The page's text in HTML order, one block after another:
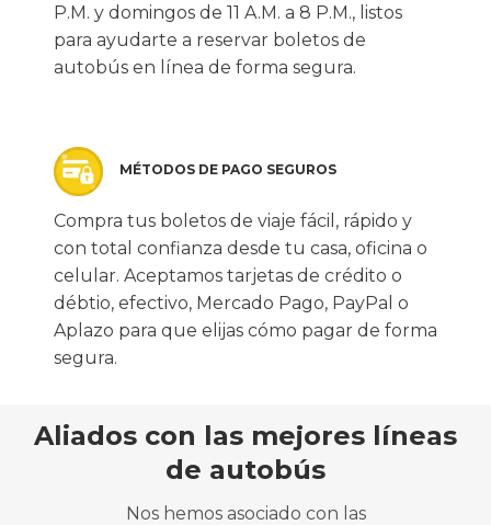
P.M. y domingos de 11 A.M. a 8 P.M., listos
para ayudarte a reservar boletos de
autobús en línea de forma segura.
MÉTODOS DE PAGO SEGUROS
Compra tus boletos de viaje fácil, rápido y
con total confianza desde tu casa, oficina o
celular. Aceptamos tarjetas de crédito o
débtio, efectivo, Mercado Pago, PayPal o
Aplazo para que elijas cómo pagar de forma
segura.
Aliados con las mejores líneas
de autobús
Nos hemos asociado con las